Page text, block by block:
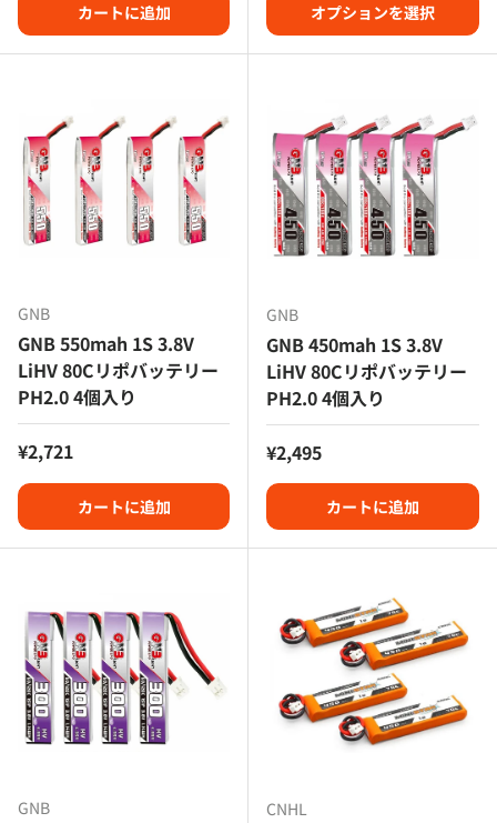
カートに追加 オプションを選択
GNB
GNB 550mah 1S 3.8V
LiHV 80Cリポバッテリー
PH2.0 4個入り
定価
¥2,721
カートに追加
GNB
GNB 450mah 1S 3.8V
LiHV 80Cリポバッテリー
PH2.0 4個入り
定価
¥2,495
カートに追加
GNB CNHL